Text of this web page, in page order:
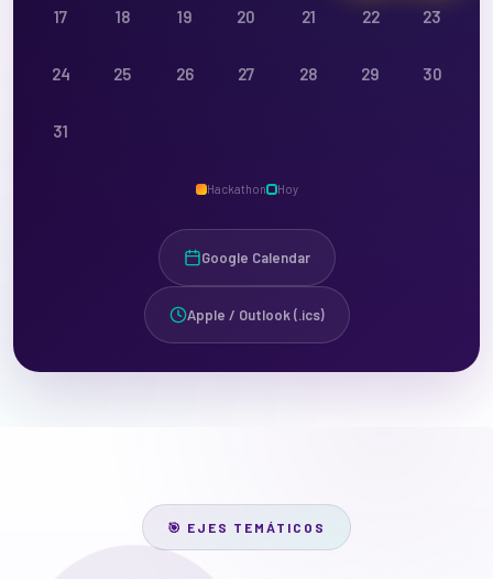
17 18 19 20 21 22 23
24 25 26 27 28 29 30
31
Hackathon Hoy
Google Calendar
Apple / Outlook (.ics)
🎯 EJES TEMÁTICOS